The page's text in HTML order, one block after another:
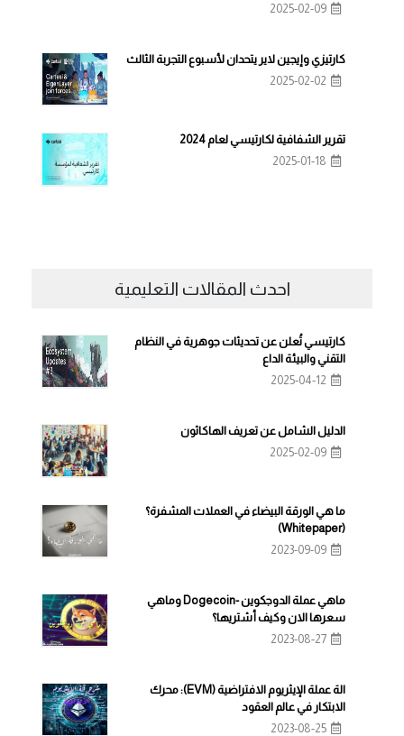
2025-02-09
كارتيزي وإيجين لاير يتحدان لأسبوع التجربة الثالث
2025-02-02
تقرير الشفافية لكارتيسي لعام 2024
2025-01-18
احدث المقالات التعليمية
كارتيسي تُعلن عن تحديثات جوهرية في النظام
التقني والبيئة الداع
2025-04-12
الدليل الشامل عن تعريف الهاكاثون
2025-02-09
ما هي الورقة البيضاء في العملات المشفرة؟
(Whitepaper)
2023-09-09
ماهي عملة الدوجكوين -Dogecoin وماهي
سعرها الان وكيف أشتريها؟
2023-08-27
الة عملة الإيثريوم الافتراضية (EVM): محرك
الابتكار في عالم العقود
2023-08-25